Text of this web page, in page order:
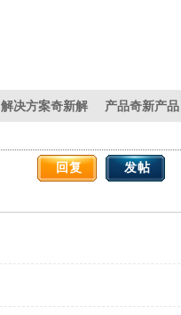
解决方案奇新解 产品奇新产品
回复 发帖